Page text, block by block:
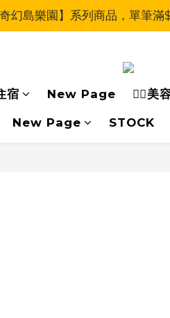
奇幻島樂園】系列商品，單筆
宿 New Page 🧖‍♀美
New Page STOCK